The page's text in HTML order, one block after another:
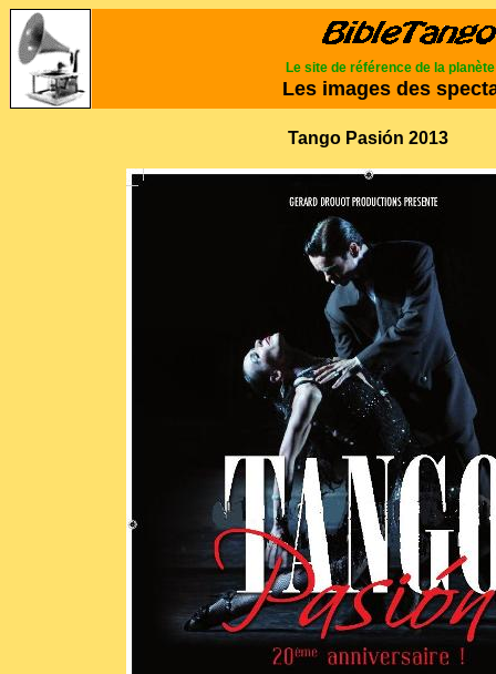
Le site de référence de la planète
Les images des
Tango Pasión 2013